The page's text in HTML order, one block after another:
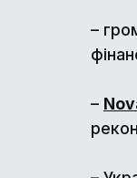
–
– ⁠